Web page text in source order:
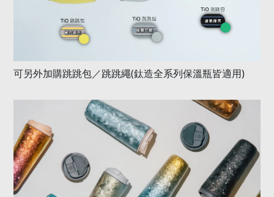
可另外加購跳跳包／跳跳繩(鈦造全系列保溫瓶皆適用)